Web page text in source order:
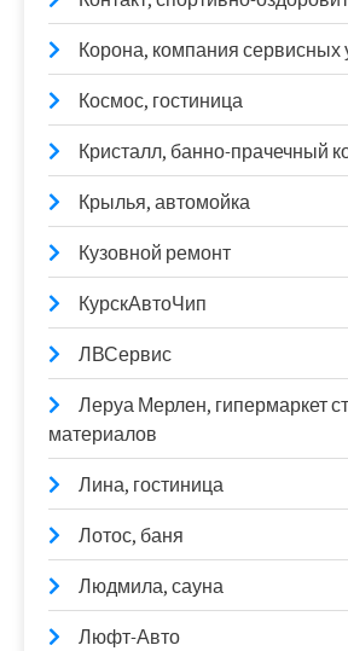
Корона, компания сервисных
Космос, гостиница
Кристалл, банно-прачечный
Крылья, автомойка
Кузовной ремонт
КурскАвтоЧип
ЛВСервис
Леруа Мерлен, гипермаркет
материалов
Лина, гостиница
Лотос, баня
Людмила, сауна
Люфт-Авто